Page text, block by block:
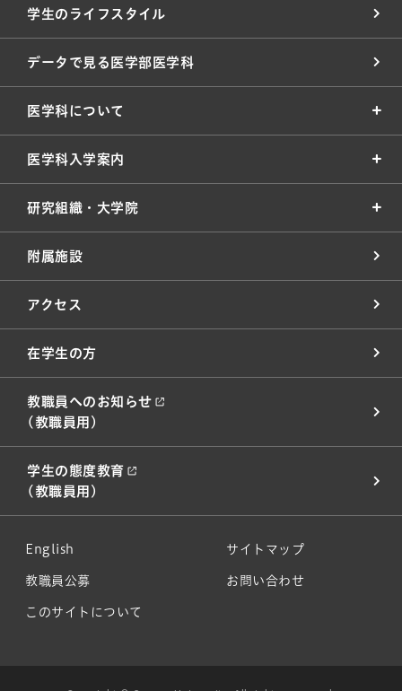
学生のライフスタイル
データで見る医学部医学科
医学科について
医学科入学案内
研究組織・大学院
附属施設
アクセス
在学生の方
教職員へのお知らせ
(教職員用)
学生の態度教育
(教職員用)
English サイトマップ
教職員公募 お問い合わせ
このサイトについて